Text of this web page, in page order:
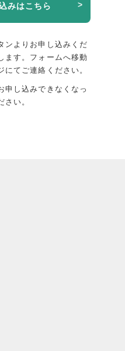
みはこちら
ンよりお申し込みくだ
す。 フォームへ移動
にてご連絡ください。
し込みできなくなっ
い。